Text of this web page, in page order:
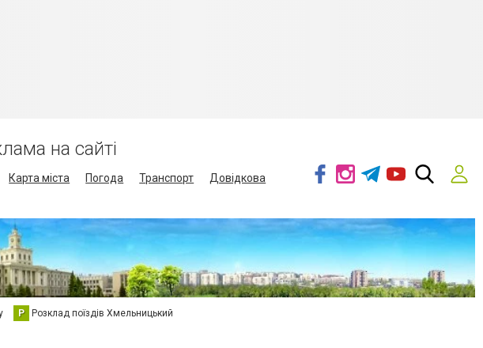
на сайті
Карта міста Погода Транспорт
Довідкова
Р Розклад поїздів Хмельницький